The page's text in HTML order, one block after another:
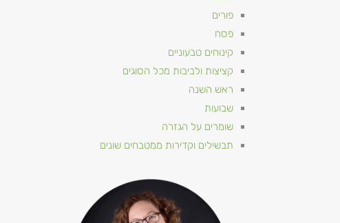
פורים
פסח
קינוחים טבעוניים
קציצות ולביבות מכל הסוגים
ראש השנה
שבועות
שומרים על הגזרה
תבשילים וקדירות ממטבחים שונים